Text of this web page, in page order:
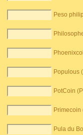
Peso
Populous
PotCoin
Primecoin
Pula du